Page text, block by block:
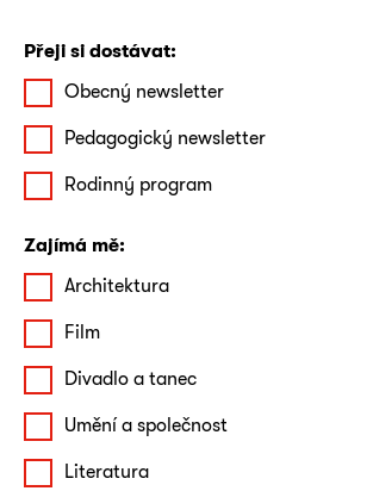
Přeji si dostávat:
Obecný newsletter
Pedagogický newsletter
Rodinný program
Zajímá mě:
Architektura
Film
Divadlo a tanec
Umění a společnost
Literatura